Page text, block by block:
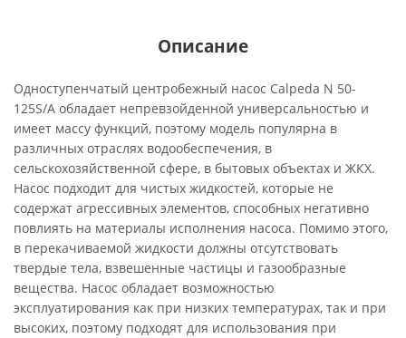
Описание
Одноступенчатый центробежный насос Calpeda N 50-
125S/A обладает непревзойденной универсальностью и
имеет массу функций, поэтому модель популярна в
различных отраслях водообеспечения, в
сельскохозяйственной сфере, в бытовых объектах и ЖКХ.
Насос подходит для чистых жидкостей, которые не
содержат агрессивных элементов, способных негативно
повлиять на материалы исполнения насоса. Помимо этого,
в перекачиваемой жидкости должны отсутствовать
твердые тела, взвешенные частицы и газообразные
вещества. Насос обладает возможностью
эксплуатирования как при низких температурах, так и при
высоких, поэтому подходят для использования при